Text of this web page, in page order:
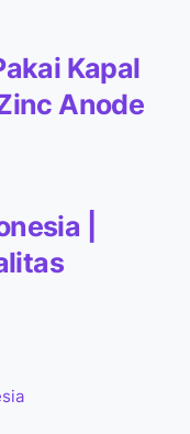
Kapal
Anode
|